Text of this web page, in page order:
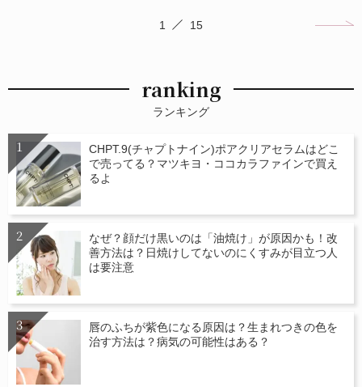
1 15
ranking
ランキング
CHPT.9(チャプトナイン)ポアクリアセラムはどこ
で売ってる？マツキヨ・ココカラファインで買え
るよ
なぜ？顔だけ黒いのは「油焼け」が原因かも！改
善方法は？日焼けしてないのにくすみが目立つ人
は要注意
唇のふちが紫色になる原因は？生まれつきの色を
治す方法は？病気の可能性はある？